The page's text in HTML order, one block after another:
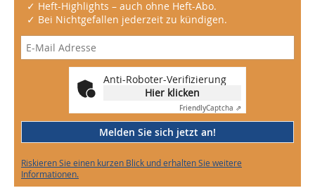
✓ Heft-Highlights – auch ohne Heft-Abo.
✓ Bei Nichtgefallen jederzeit zu kündigen.
Anti-Roboter-Verifizierung
Hier klicken
FriendlyCaptcha ⇗
Melden Sie sich jetzt an!
Riskieren Sie einen kurzen Blick und erhalten Sie weitere
Informationen.